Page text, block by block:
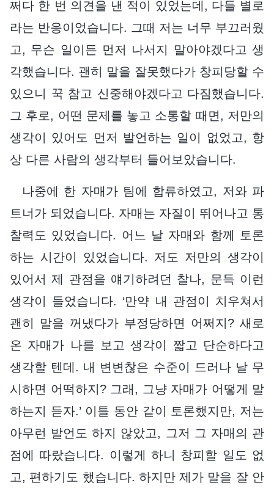
쩌다 한 번 의견을 낸 적이 있었는데, 다들 별로
라는 반응이었습니다. 그때 저는 너무 부끄러웠
고, 무슨 일이든 먼저 나서지 말아야겠다고 생
각했습니다. 괜히 말을 잘못했다가 창피당할 수
있으니 꾹 참고 신중해야겠다고 다짐했습니다.
그 후로, 어떤 문제를 놓고 소통할 때면, 저만의
생각이 있어도 먼저 발언하는 일이 없었고, 항
상 다른 사람의 생각부터 들어보았습니다.
나중에 한 자매가 팀에 합류하였고, 저와 파
트너가 되었습니다. 자매는 자질이 뛰어나고 통
찰력도 있었습니다. 어느 날 자매와 함께 토론
하는 시간이 있었습니다. 저도 저만의 생각이
있어서 제 관점을 얘기하려던 찰나, 문득 이런
생각이 들었습니다. ‘만약 내 관점이 치우쳐서
괜히 말을 꺼냈다가 부정당하면 어쩌지? 새로
온 자매가 나를 보고 생각이 짧고 단순하다고
생각할 텐데. 내 변변찮은 수준이 드러나 날 무
시하면 어떡하지? 그래, 그냥 자매가 어떻게 말
하는지 듣자.’ 이틀 동안 같이 토론했지만, 저는
아무런 발언도 하지 않았고, 그저 그 자매의 관
점에 따랐습니다. 이렇게 하니 창피할 일도 없
고, 편하기도 했습니다. 하지만 제가 말을 잘 안